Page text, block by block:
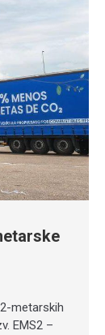
metarskih
EMS2 –